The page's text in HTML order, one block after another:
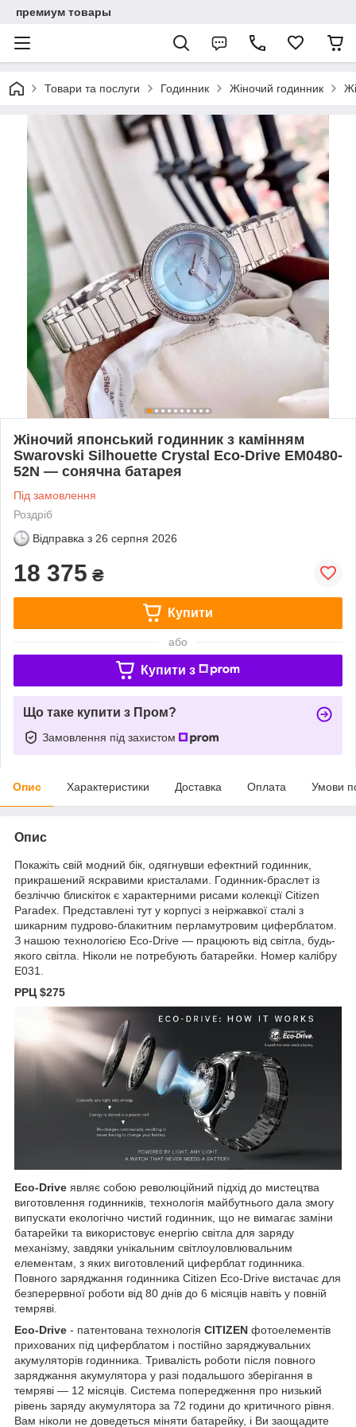
премиум товары
Товари та послуги Годинник Жіночий годинник
Жіночий японський годинник з камінням
Swarovski Silhouette Crystal Eco-Drive EM0480-
52N — сонячна батарея
Під замовлення
Роздріб
Відправка з 26 серпня 2026
18 375 ₴
Купити
або
Купити з
Що таке купити з Пром?
Замовлення під захистом
Опис Характеристики Доставка Оплата Умови
Опис
Покажіть свій модний бік, одягнувши ефектний годинник,
прикрашений яскравими кристалами. Годинник-браслет із
безліччю блискіток є характерними рисами колекції Citizen
Paradex. Представлені тут у корпусі з неіржавкої сталі з
шикарним пудрово-блакитним перламутровим циферблатом.
З нашою технологією Eco-Drive — працюють від світла, будь-
якого світла. Ніколи не потребують батарейки. Номер калібру
E031.
РРЦ $275
Eco-Drive являє собою революційний підхід до мистецтва
виготовлення годинників, технологія майбутнього дала змогу
випускати екологічно чистий годинник, що не вимагає заміни
батарейки та використовує енергію світла для заряду
механізму, завдяки унікальним світлоуловлювальним
елементам, з яких виготовлений циферблат годинника.
Повного заряджання годинника Citizen Eco-Drive вистачає для
безперервної роботи від 80 днів до 6 місяців навіть у повній
темряві.
Eco-Drive - патентована технологія CITIZEN фотоелементів
прихованих під циферблатом і постійно заряджувальних
акумуляторів годинника. Тривалість роботи після повного
заряджання акумулятора у разі подальшого зберігання в
темряві — 12 місяців. Система попередження про низький
рівень заряду акумулятора за 72 години до критичного рівня.
Вам ніколи не доведеться міняти батарейку, і Ви заощадите